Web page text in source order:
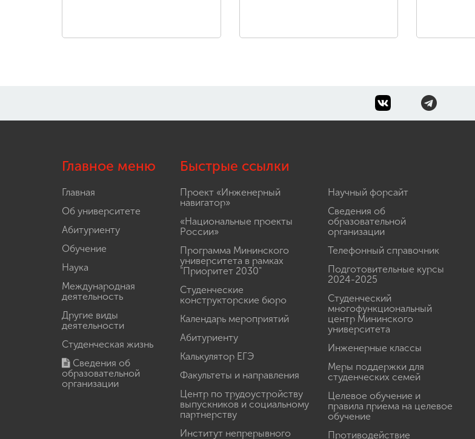
Главное меню
Главная
Об университете
Абитуриенту
Обучение
Наука
Международная
деятельность
Другие виды
деятельности
Студенческая жизнь
Сведения об
образовательной
организации
Быстрые ссылки
Проект «Инженерный
навигатор»
«Национальные проекты
России»
Программа Мининского
университета в рамках
"Приоритет 2030"
Студенческие
конструкторские бюро
Календарь мероприятий
Абитуриенту
Калькулятор ЕГЭ
Факультеты и направления
Центр по трудоустройству
выпускников и социальному
партнерству
Институт непрерывного
Научный форсайт
Сведения об
образовательной
организации
Телефонный справочник
Подготовительные курсы
2024-2025
Студенческий
многофункциональный
центр Мининского
университета
Инженерные классы
Меры поддержки для
студенческих семей
Целевое обучение и
правила приема на целевое
обучение
Противодействие